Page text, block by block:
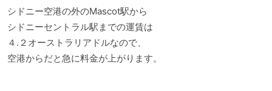
シドニー空港の外のMascot駅から
シドニーセントラル駅までの運賃は
４.２オーストラリアドルなので、
空港からだと急に料金が上がります。